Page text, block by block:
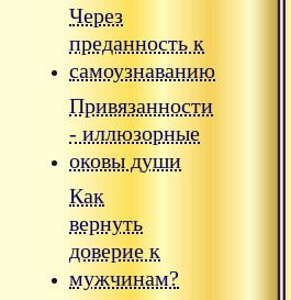
Через
преданность к
самоузнаванию
Привязанности
- иллюзорные
оковы души
Как
вернуть
доверие к
мужчинам?